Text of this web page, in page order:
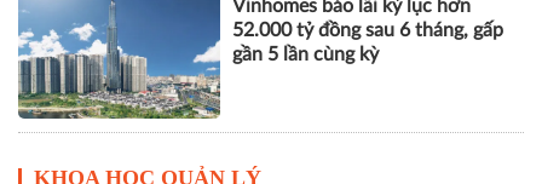
THACO của ông Trần Bá Dương
lãi lớn trở lại nhưng vẫn "gánh"
khối nợ hơn 164.000 tỷ đồng
Vinhomes báo lãi kỷ lục hơn